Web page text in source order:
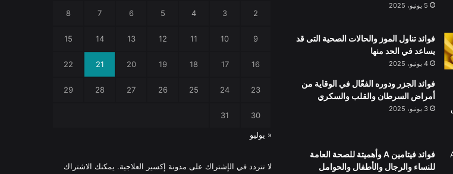
5 يونيو، 2025
فوائد تناول الموز والحالات الصحية التى قد
يساعد في الحد منها
4 يونيو، 2025
فوائد الجزر ودوره الفعّال في الوقاية من
أمراض السرطان والقلب والسكري
3 يونيو، 2025
فوائد فيتامين A وأهميتة للصحة العامة
للنساء والرجال والأطفال والحوامل
2
3
4
5
6
7
8
9
10
11
12
13
14
15
16
17
18
19
20
21
22
23
24
25
26
27
28
29
30
31
« يوليو
لا تتردد في الإشتراك على مدونة إكسير العلاجية. يمكنك الاشتراك